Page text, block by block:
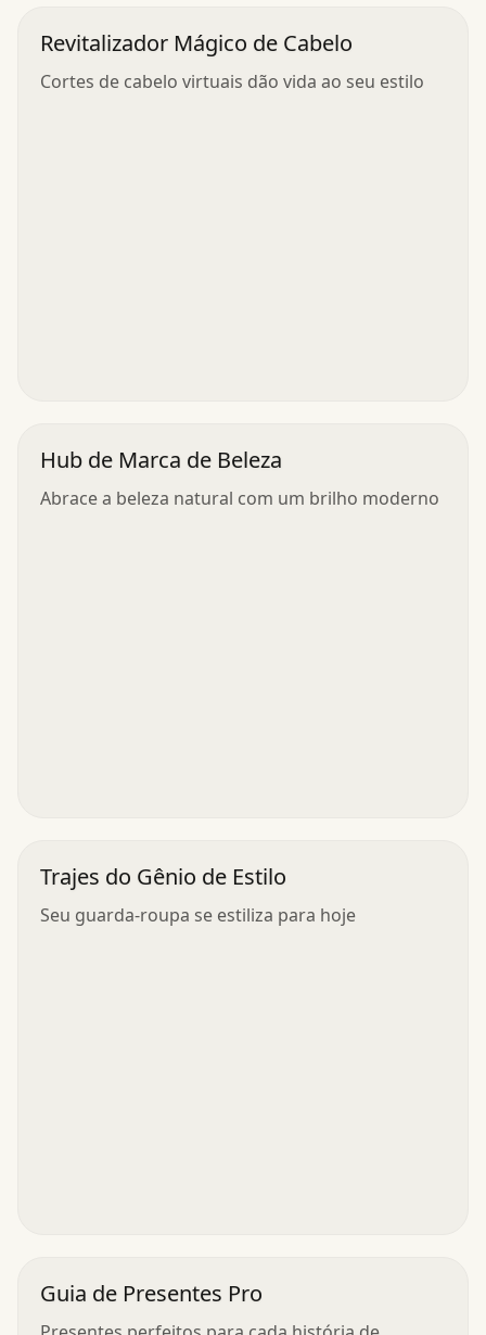
Revitalizador Mágico de Cabelo
Cortes de cabelo virtuais dão vida ao seu estilo
Hub de Marca de Beleza
Abrace a beleza natural com um brilho moderno
Trajes do Gênio de Estilo
Seu guarda-roupa se estiliza para hoje
Guia de Presentes Pro